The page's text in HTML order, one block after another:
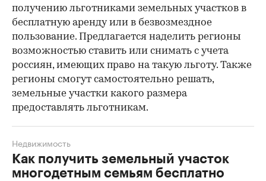
получению льготниками земельных участков в
бесплатную аренду или в безвозмездное
пользование. Предлагается наделить регионы
возможностью ставить или снимать с учета
россиян, имеющих право на такую льготу. Также
регионы смогут самостоятельно решать,
земельные участки какого размера
предоставлять льготникам.
Как получить земельный участок
многодетным семьям бесплатно
Недвижимость